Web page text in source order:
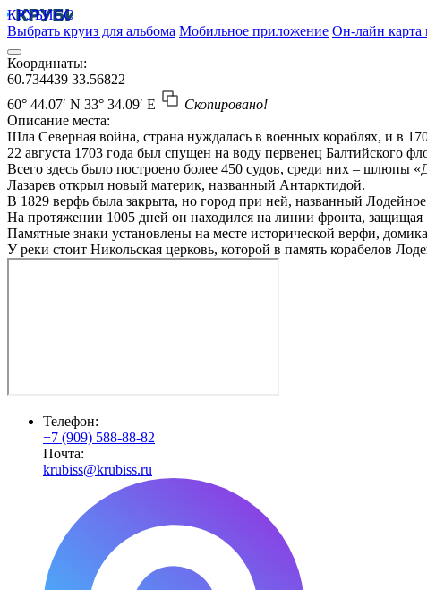
КРУБИСС
Выбрать круиз для альбома Мобильное приложение Он-лайн карта
Координаты:
60.734439 33.56822
60° 44.07′ N 33° 34.09′ E
Скопировано!
Описание места:
Шла Северная война, страна нуждалась в военных кораблях, и в
22 августа 1703 года был спущен на воду первенец Балтийского
Всего здесь было построено более 450 судов, среди них –
Лазарев открыл новый материк, названный Антарктидой.
В 1829 верфь была закрыта, но город при ней, названный
На протяжении 1005 дней он находился на линии фронта,
Памятные знаки установлены на месте исторической верфи,
У реки стоит Никольская церковь, которой в память корабелов
Телефон:
+7 (909) 588-88-82
Почта:
krubiss@krubiss.ru